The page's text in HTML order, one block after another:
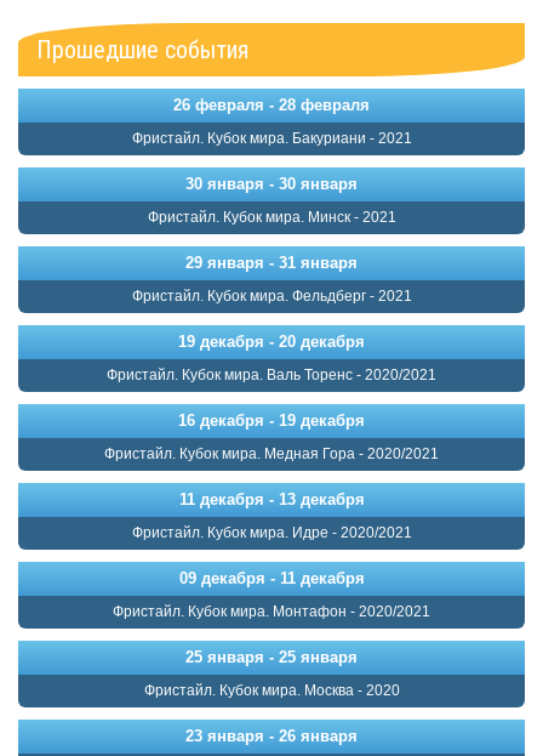
Прошедшие события
26 февраля - 28 февраля
Фристайл. Кубок мира. Бакуриани - 2021
30 января - 30 января
Фристайл. Кубок мира. Минск - 2021
29 января - 31 января
Фристайл. Кубок мира. Фельдберг - 2021
19 декабря - 20 декабря
Фристайл. Кубок мира. Валь Торенс - 2020/2021
16 декабря - 19 декабря
Фристайл. Кубок мира. Медная Гора - 2020/2021
11 декабря - 13 декабря
Фристайл. Кубок мира. Идре - 2020/2021
09 декабря - 11 декабря
Фристайл. Кубок мира. Монтафон - 2020/2021
25 января - 25 января
Фристайл. Кубок мира. Москва - 2020
23 января - 26 января